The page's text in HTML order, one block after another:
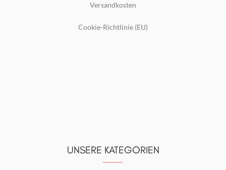
Versandkosten
Cookie-Richtlinie (EU)
UNSERE KATEGORIEN